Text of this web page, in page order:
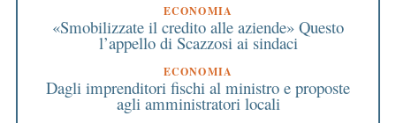
ECONOMIA
«Smobilizzate il credito alle aziende» Questo
l’appello di Scazzosi ai sindaci
ECONOMIA
Dagli imprenditori fischi al ministro e proposte
agli amministratori locali